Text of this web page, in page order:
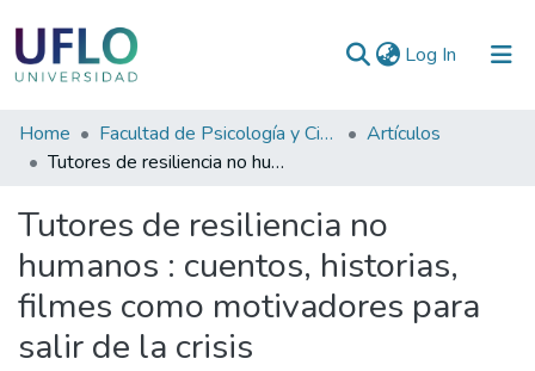
Log In (current)
Communities
&
All of RIUFLO
Statistics
Home Facultad de Psicología y Ciencias Sociales
Artículos
Tutores de resiliencia no humanos : cuentos, historias, filmes como motivadores para salir de la crisis
Tutores de resiliencia no
humanos : cuentos, historias,
filmes como motivadores para
salir de la crisis